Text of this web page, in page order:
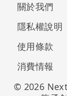
關於我們
隱私權說明
使用條款
消費情報
© 2026